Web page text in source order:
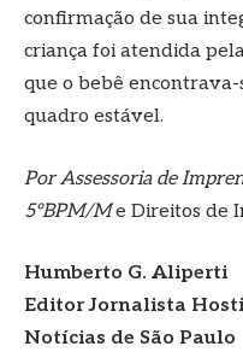
confirmação de sua
criança foi atendida
que o bebê
quadro estável.
Por Assessoria de
5ºBPM/Me Direitos de
Humberto G. Aliperti
Editor Jornalista
Notícias de São Paulo